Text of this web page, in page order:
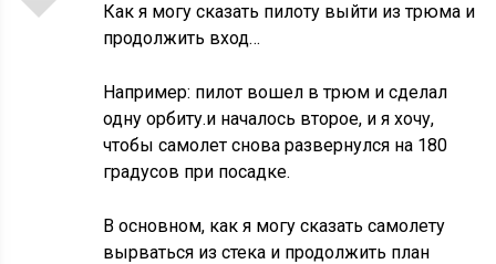
Как я могу сказать пилоту выйти из трюма и
продолжить вход…
Например: пилот вошел в трюм и сделал
одну орбиту.и началось второе, и я хочу,
чтобы самолет снова развернулся на 180
градусов при посадке.
В основном, как я могу сказать самолету
вырваться из стека и продолжить план